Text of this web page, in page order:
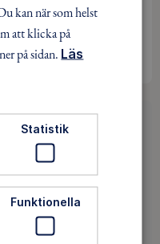
intresse?
i ditt område? Då
utbudet. Det är roligt!
kan när som helst
att klicka på
på sidan. Läs
Statistik
Funktionella